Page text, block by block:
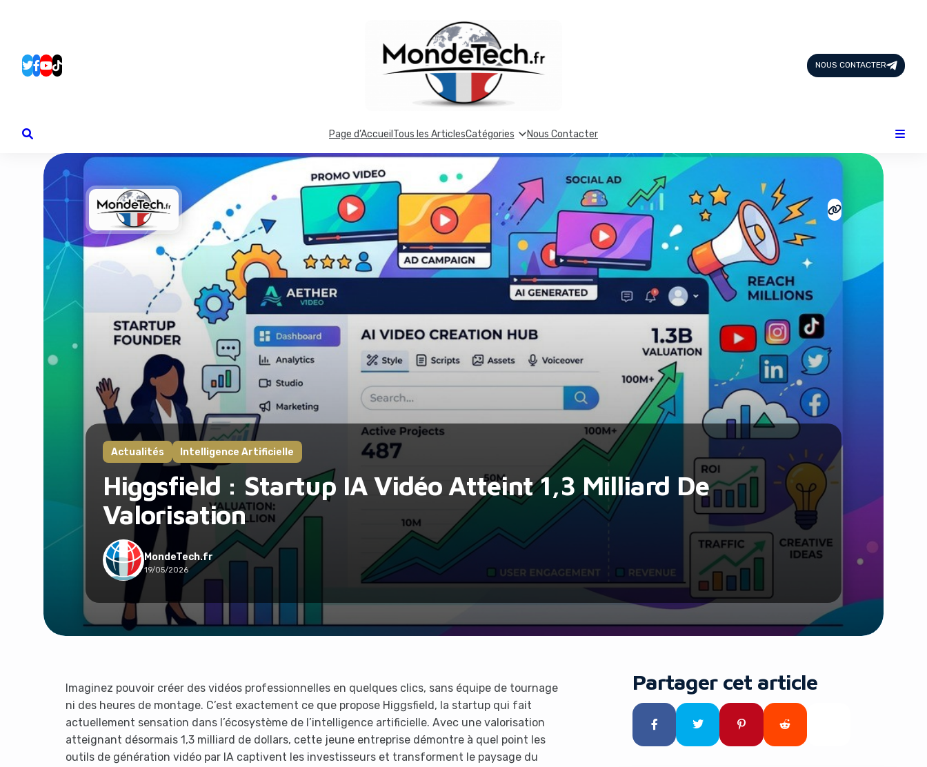
NOUS CONTACTER
Page d’Accueil Tous les ArticlesCatégories Nous Contacter
Actualités Intelligence Artificielle
Higgsfield : Startup IA Vidéo Atteint 1,3 Milliard De
Valorisation
MondeTech.fr
19/05/2026
Imaginez pouvoir créer des vidéos professionnelles en quelques clics, sans équipe de tournage
ni des heures de montage. C’est exactement ce que propose Higgsfield, la startup qui fait
actuellement sensation dans l’écosystème de l’intelligence artificielle. Avec une valorisation
atteignant désormais 1,3 milliard de dollars, cette jeune entreprise démontre à quel point les
outils de génération vidéo par IA captivent les investisseurs et transforment le paysage du
Partager cet article
Design & Créativité
Famille
Finance
Intelligence Artificielle
Lifestyle
Marketing & Ventes
Plateformes
Produits physiques
Social & Communauté
Tech & Développement
Travail & Productivité
Voyage